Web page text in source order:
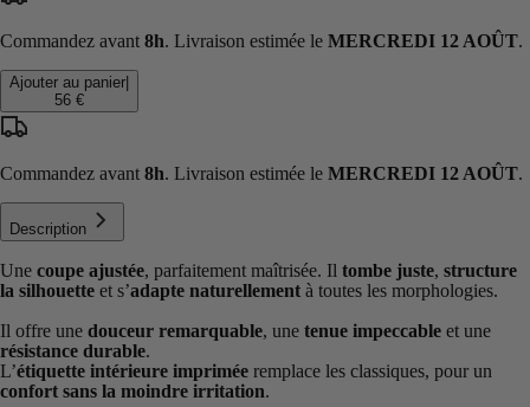
Commandez avant 8h. Livraison estimée le MERCREDI 12 AOÛT.
Ajouter au panier
56 €
Commandez avant 8h. Livraison estimée le MERCREDI 12 AOÛT.
Description
Une coupe ajustée, parfaitement maîtrisée. Il tombe juste, structure
la silhouette et s’adapte naturellement à toutes les morphologies.
Il offre une douceur remarquable, une tenue impeccable et une
résistance durable.
L’étiquette intérieure imprimée remplace les classiques, pour un
confort sans la moindre irritation.